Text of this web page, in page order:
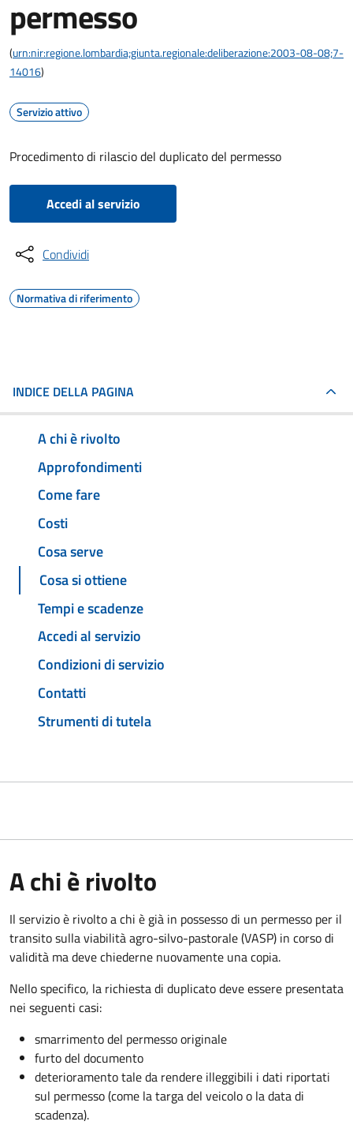
permesso
(urn:nir:regione.lombardia;giunta.regionale:deliberazione:2003-08-08;7-
14016)
Servizio attivo
Procedimento di rilascio del duplicato del permesso
Accedi al servizio
Condividi
Normativa di riferimento
INDICE DELLA PAGINA
A chi è rivolto
Approfondimenti
Come fare
Costi
Cosa serve
Cosa si ottiene
Tempi e scadenze
Accedi al servizio
Condizioni di servizio
Contatti
Strumenti di tutela
A chi è rivolto
Il servizio è rivolto a chi è già in possesso di un permesso per il
transito sulla viabilità agro-silvo-pastorale (VASP) in corso di
validità ma deve chiederne nuovamente una copia.
Nello specifico, la richiesta di duplicato deve essere presentata
nei seguenti casi:
smarrimento del permesso originale
furto del documento
deterioramento tale da rendere illeggibili i dati riportati
sul permesso (come la targa del veicolo o la data di
scadenza).